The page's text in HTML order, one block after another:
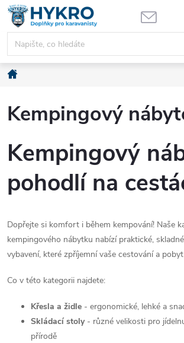
Přejít
obsah
Domů
Kempingový
Kempingový
pohodlí na
Dopřejte si komfort i během kempování! Naše
kempingového nábytku nabízí praktické,
vybavení, které zpříjemní vaše cestování a
Co v této kategorii najdete:
Křesla a židle - ergonomické, lehké a
Skládací stoly- různé velikosti pro
přírodě